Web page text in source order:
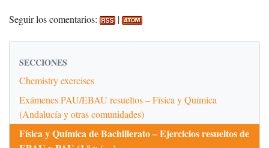
Seguir los comentarios: |
SECCIONES
Chemistry exercises
Exámenes PAU/EBAU resueltos – Física y Química
(Andalucía y otras comunidades)
Física y Química de Bachillerato – Ejercicios resueltos de